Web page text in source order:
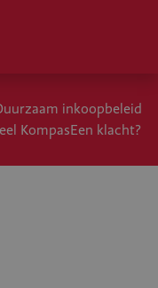
inkoopbeleid
KompasEen klacht?